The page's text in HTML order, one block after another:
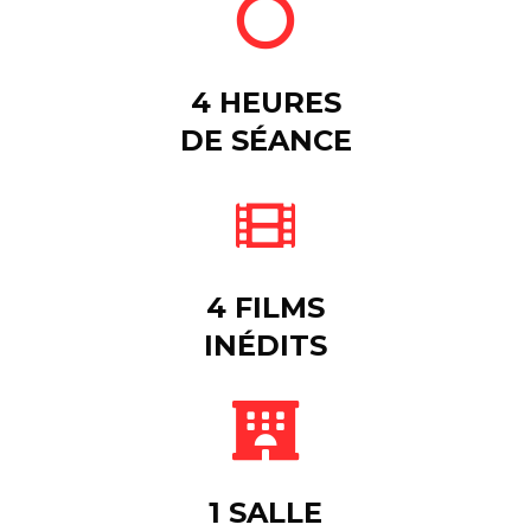
4 HEURES
DE SÉANCE
4 FILMS
INÉDITS
1 SALLE